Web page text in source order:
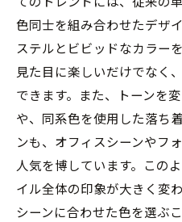
色同士を組み合わせたデザ
ステルとビビッドなカラー
見た目に楽しいだけでなく
できます。また、トーンを
や、同系色を使用した落ち
ンも、オフィスシーンやフ
人気を博しています。この
イル全体の印象が大きく変
シーンに合わせた色を選ぶ